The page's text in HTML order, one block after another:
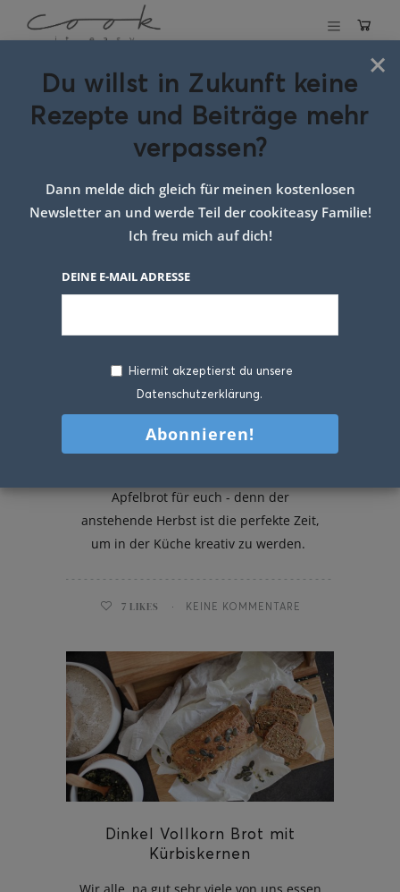
Schlagwort:
kürbiskernbrot
Kürbis-Apfelbrot
Apfelbrot für euch - denn der
anstehende Herbst ist die perfekte Zeit,
um in der Küche kreativ zu werden.
7 LIKES KEINE KOMMENTARE
Dinkel Vollkorn Brot mit
Kürbiskernen
×
Du willst in Zukunft keine
Rezepte und Beiträge mehr
verpassen?
Dann melde dich gleich für meinen kostenlosen
Newsletter an und werde Teil der cookiteasy Familie!
Ich freu mich auf dich!
DEINE E-MAIL ADRESSE
Hiermit akzeptierst du unsere
Datenschutzerklärung.